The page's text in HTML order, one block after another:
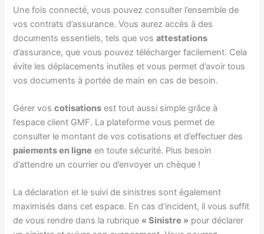
Une fois connecté, vous pouvez consulter l’ensemble de
vos contrats d’assurance. Vous aurez accès à des
documents essentiels, tels que vosattestations
d’assurance, que vous pouvez télécharger facilement. Cela
évite les déplacements inutiles et vous permet d’avoir tous
vos documents à portée de main en cas de besoin.
Gérer voscotisations est tout aussi simple grâce à
l’espace client GMF. La plateforme vous permet de
consulter le montant de vos cotisations et d’effectuer des
paiements en ligne en toute sécurité. Plus besoin
d’attendre un courrier ou d’envoyer un chèque !
La déclaration et le suivi de sinistres sont également
maximisés dans cet espace. En cas d’incident, il vous suffit
de vous rendre dans la rubrique « Sinistre » pour déclarer